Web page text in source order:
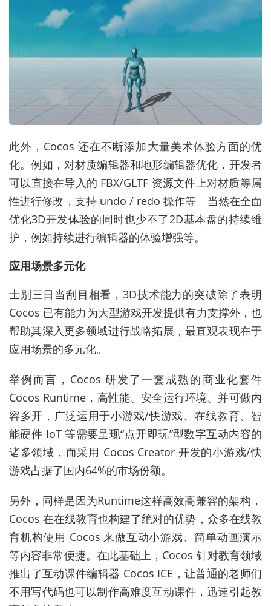
此外，Cocos 还在不断添加大量美术体验方面的优
化。例如，对材质编辑器和地形编辑器优化，开发者
可以直接在导入的 FBX/GLTF 资源文件上对材质等属
性进行修改，支持 undo / redo 操作等。当然在全面
优化3D开发体验的同时也少不了2D基本盘的持续维
护，例如持续进行编辑器的体验增强等。
应用场景多元化
士别三日当刮目相看，3D技术能力的突破除了表明
Cocos 已有能力为大型游戏开发提供有力支撑外，也
帮助其深入更多领域进行战略拓展，最直观表现在于
应用场景的多元化。
举例而言，Cocos 研发了一套成熟的商业化套件
Cocos Runtime，高性能、安全运行环境、并可做内
容多开，广泛运用于小游戏/快游戏、在线教育、智
能硬件 IoT 等需要呈现“点开即玩”型数字互动内容的
诸多领域，而采用 Cocos Creator 开发的小游戏/快
游戏占据了国内64%的市场份额。
另外，同样是因为Runtime这样高效高兼容的架构，
Cocos 在在线教育也构建了绝对的优势，众多在线教
育机构使用 Cocos 来做互动小游戏、简单动画演示
等内容非常便捷。在此基础上，Cocos 针对教育领域
推出了互动课件编辑器 Cocos ICE，让普通的老师们
不用写代码也可以制作高难度互动课件，迅速引起教